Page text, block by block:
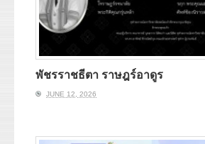
พัชรราชธีตา ราษฎร์อาดูร
JUNE 12, 2026